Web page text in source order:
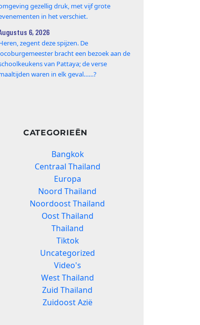
gezellig druk, met vijf grote
in het verschiet.
6, 2026
zegent deze spijzen. De
bracht een bezoek aan de
van Pattaya; de verse
waren in elk geval……?
CATEGORIEËN
Bangkok
Centraal Thailand
Europa
Noord Thailand
Noordoost Thailand
Oost Thailand
Thailand
Tiktok
Uncategorized
Video's
West Thailand
Zuid Thailand
Zuidoost Azië